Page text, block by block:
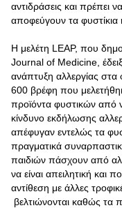
αντιδράσεις και πρέπει
αποφεύγουν τα φυστίκια
Η μελέτη LEAP, που
Journal of Medicine,
ανάπτυξη αλλεργίας στα
600 βρέφη που
προϊόντα φυστικών από
κίνδυνο εκδήλωσης
απέφυγαν εντελώς τα
πραγματικά
παιδιών πάσχουν από
να είναι απειλητική και
αντίθεση με άλλες
βελτιώνονται καθώς τα